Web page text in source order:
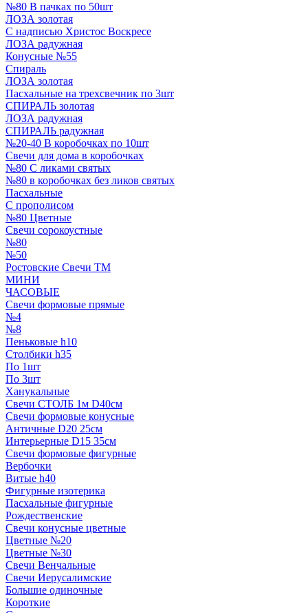
№80 В пачках по 50шт
ЛОЗА золотая
С надписью Христос Воскресе
ЛОЗА радужная
Конусные №55
Спираль
ЛОЗА золотая
Пасхальные на трехсвечник по 3шт
СПИРАЛЬ золотая
ЛОЗА радужная
СПИРАЛЬ радужная
№20-40 В коробочках по 10шт
Свечи для дома в коробочках
№80 С ликами святых
№80 в коробочках без ликов святых
Пасхальные
С прополисом
№80 Цветные
Свечи сорокоустные
№80
№50
Ростовские Свечи ТМ
МИНИ
ЧАСОВЫЕ
Свечи формовые прямые
№4
№8
Пеньковые h10
Столбики h35
По 1шт
По 3шт
Ханукальные
Свечи СТОЛБ 1м D40см
Свечи формовые конусные
Античные D20 25см
Интерьерные D15 35см
Свечи формовые фигурные
Вербочки
Витые h40
Фигурные изотерика
Пасхальные фигурные
Рождественские
Свечи конусные цветные
Цветные №20
Цветные №30
Свечи Венчальные
Свечи Иерусалимские
Большие одиночные
Короткие